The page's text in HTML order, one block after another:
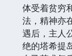
体受着贫穷
法，精神亦
遇后，主人
绝的塔希提